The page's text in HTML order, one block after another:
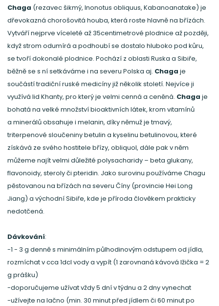
Chaga (rezavec šikmý, Inonotus obliquus, Kabanoanatake) je
dřevokazná chorošovitá houba, která roste hlavně na břízách.
Vytváří nejprve víceleté až 35centimetrové plodnice až později,
když strom odumírá a podhoubí se dostalo hluboko pod kůru,
se tvoří dokonalé plodnice. Pochází z oblasti Ruska a Sibiře,
běžně se s ní setkáváme i na severu Polska aj. Chaga je
součástí tradiční ruské medicíny již několik století. Nejvíce ji
využívá lid Khanty, pro který je velmi cenná a ceněná. Chaga je
bohatá na velké množství bioaktivních látek, krom vitamínů
a minerálů obsahuje i melanin, díky němuž je tmavý,
triterpenové sloučeniny betulin a kyselinu betulinovou, které
získává ze svého hostitele břízy, obliquol, dále pak v něm
můžeme najít velmi důležité polysacharidy – beta glukany,
flavonoidy, steroly či pteridin. Jako surovinu používáme Chagu
pěstovanou na břízách na severu Číny (provincie Hei Long
Jiang) a východní Sibiře, kde je příroda člověkem prakticky
nedotčená.
Dávkování:
-1 - 3 g denně s minimálním půlhodinovým odstupem od jídla,
rozmíchat v cca 1dcl vody a vypít (1 zarovnaná kávová lžička = 2
g prášku)
-doporučujeme užívat vždy 5 dní v týdnu a 2 dny vynechat
-užívejte na lačno (min. 30 minut před jídlem či 60 minut po